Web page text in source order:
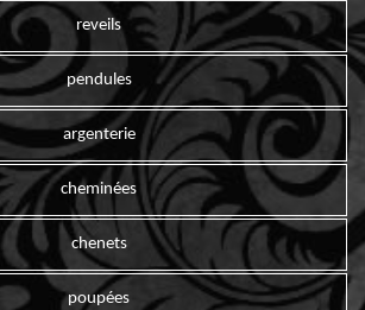
reveils
pendules
argenterie
cheminées
chenets
poupées